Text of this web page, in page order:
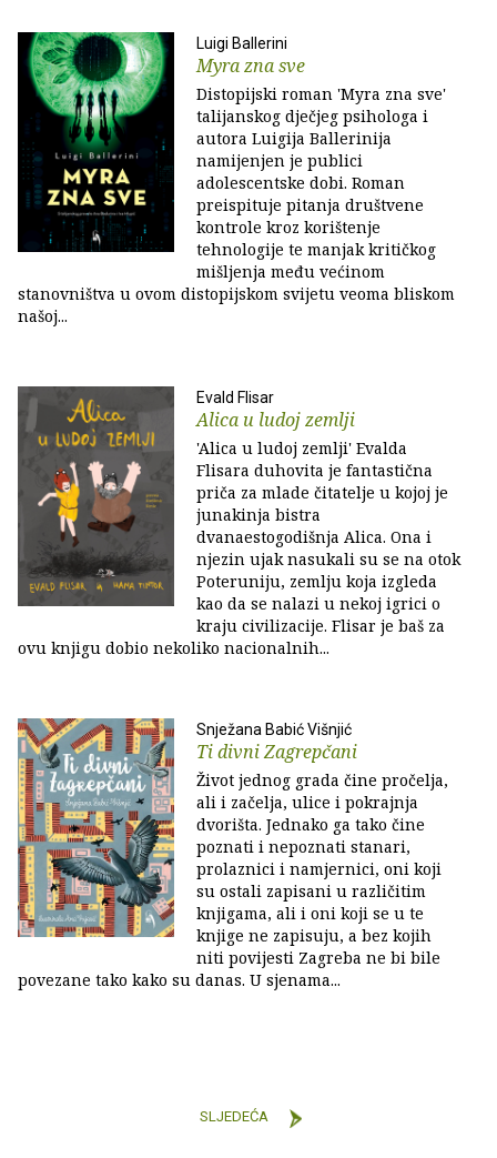
Luigi Ballerini
Myra zna sve
Distopijski roman 'Myra zna sve'
talijanskog dječjeg psihologa i
autora Luigija Ballerinija
namijenjen je publici
adolescentske dobi. Roman
preispituje pitanja društvene
kontrole kroz korištenje
tehnologije te manjak kritičkog
mišljenja među većinom
stanovništva u ovom distopijskom svijetu veoma bliskom
našoj...
Evald Flisar
Alica u ludoj zemlji
'Alica u ludoj zemlji' Evalda
Flisara duhovita je fantastična
priča za mlade čitatelje u kojoj je
junakinja bistra
dvanaestogodišnja Alica. Ona i
njezin ujak nasukali su se na otok
Poteruniju, zemlju koja izgleda
kao da se nalazi u nekoj igrici o
kraju civilizacije. Flisar je baš za
ovu knjigu dobio nekoliko nacionalnih...
Snježana Babić Višnjić
Ti divni Zagrepčani
Život jednog grada čine pročelja,
ali i začelja, ulice i pokrajnja
dvorišta. Jednako ga tako čine
poznati i nepoznati stanari,
prolaznici i namjernici, oni koji
su ostali zapisani u različitim
knjigama, ali i oni koji se u te
knjige ne zapisuju, a bez kojih
niti povijesti Zagreba ne bi bile
povezane tako kako su danas. U sjenama...
SLJEDEĆA